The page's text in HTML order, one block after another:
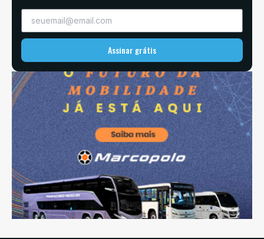
Assinar grátis